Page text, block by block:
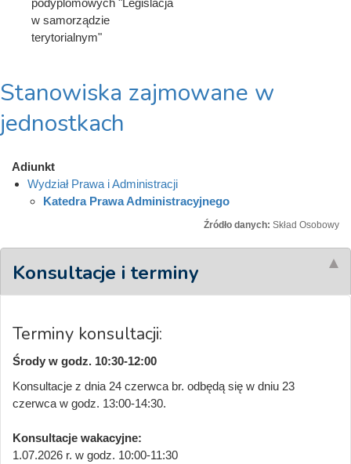
podyplomowych "Legislacja
w samorządzie
terytorialnym"
Stanowiska zajmowane w
jednostkach
Adiunkt
Wydział Prawa i Administracji
Katedra Prawa Administracyjnego
Źródło danych: Skład Osobowy
Konsultacje i terminy
Terminy konsultacji:
Środy w godz. 10:30-12:00
Konsultacje z dnia 24 czerwca br. odbędą się w dniu 23
czerwca w godz. 13:00-14:30.
Konsultacje wakacyjne:
1.07.2026 r. w godz. 10:00-11:30